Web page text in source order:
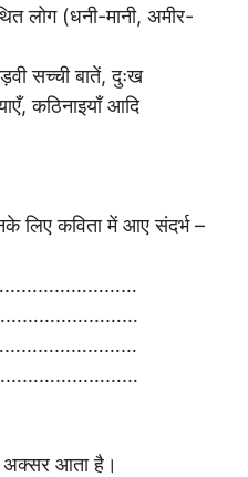
लोग (धनी-मानी, अमीर-
सच्ची बातें, दुःख
कठिनाइयाँ आदि
लिए कविता में आए संदर्भ –
अक्सर आता है।